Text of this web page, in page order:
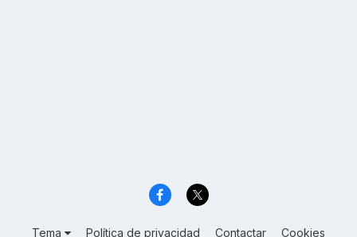
Tema Política de privacidad Contactar Cookies